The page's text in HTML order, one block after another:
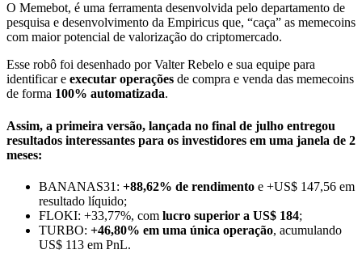
O Memebot, é uma ferramenta desenvolvida pelo departamento de
pesquisa e desenvolvimento da Empiricus que, “caça” as memecoins
com maior potencial de valorização do criptomercado.
Esse robô foi desenhado por Valter Rebelo e sua equipe para
identificar e executar operações de compra e venda das memecoins
de forma 100% automatizada.
Assim, a primeira versão, lançada no final de julho entregou
resultados interessantes para os investidores em uma janela de 2
meses:
BANANAS31: +88,62% de rendimento e +US$ 147,56 em
resultado líquido;
FLOKI: +33,77%, com lucro superior a US$ 184;
TURBO: +46,80% em uma única operação, acumulando
US$ 113 em PnL.